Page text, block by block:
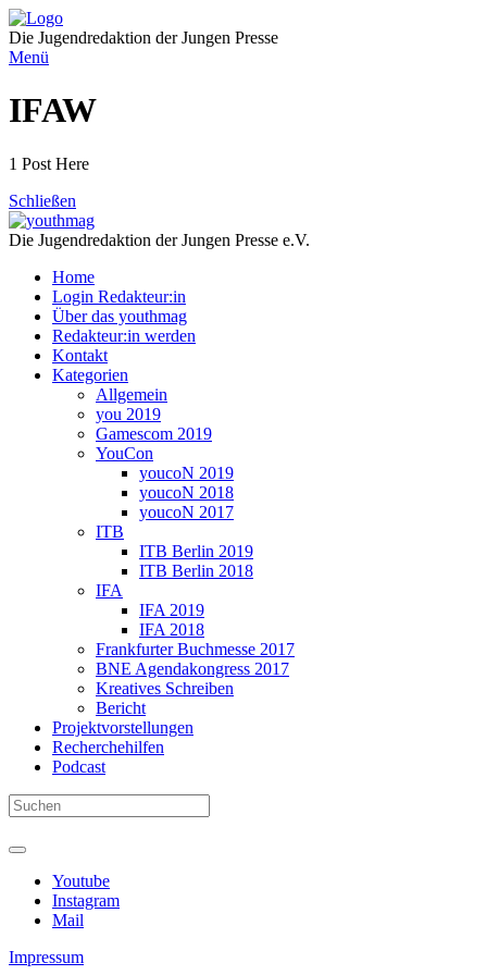
Direkt
zum
Inhalt
Die Jugendredaktion der Jungen Presse
Menü
IFAW
1 Post Here
Schließen
Die Jugendredaktion der Jungen Presse e.V.
Home
Login Redakteur:in
Über das youthmag
Redakteur:in werden
Kontakt
Kategorien
Allgemein
you 2019
Gamescom 2019
YouCon
youcoN 2019
youcoN 2018
youcoN 2017
ITB
ITB Berlin 2019
ITB Berlin 2018
IFA
IFA 2019
IFA 2018
Frankfurter Buchmesse 2017
BNE Agendakongress 2017
Kreatives Schreiben
Bericht
Projektvorstellungen
Recherchehilfen
Podcast
Youtube
Instagram
Mail
Impressum